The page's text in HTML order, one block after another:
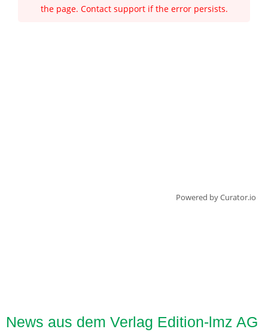
the page. Contact support if the error persists.
Powered by Curator.io
News aus dem Verlag Edition-lmz AG